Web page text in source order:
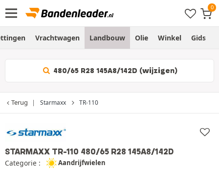
Vrachtwagen Landbouw Olie Winkel Gids
480/65 R28 145A8/142D (wijzigen)
Terug Starmaxx TR-110
STARMAXX TR-110 480/65 R28 145A8/142D
Categorie : Aandrijfwielen